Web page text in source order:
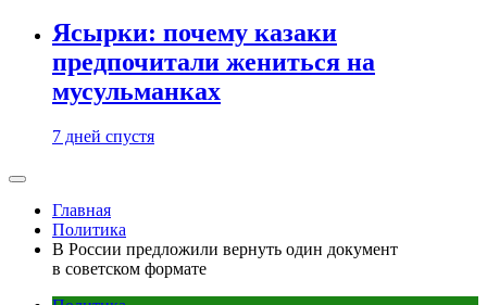
Ясырки: почему казаки
предпочитали жениться на
мусульманках
7 дней спустя
Главная
Политика
В России предложили вернуть один документ
в советском формате